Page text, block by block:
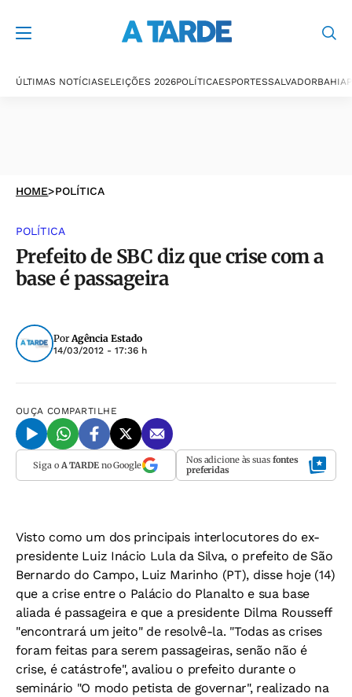
ÚLTIMAS NOTÍCIASELEIÇÕES 2026POLÍTICAESPORTESSALVADORBAHIA
HOME>POLÍTICA
POLÍTICA
Prefeito de SBC diz que crise com a
base é passageira
PorAgência Estado
14/03/2012 - 17:36 h
OUÇA COMPARTILHE
Siga o A TARDEno Google Nos adicione às suas fontes
preferidas
Visto como um dos principais interlocutores do ex-
presidente Luiz Inácio Lula da Silva, o prefeito de São
Bernardo do Campo, Luiz Marinho (PT), disse hoje (14)
que a crise entre o Palácio do Planalto e sua base
aliada é passageira e que a presidente Dilma Rousseff
"encontrará um jeito" de resolvê-la. "Todas as crises
foram feitas para serem passageiras, senão não é
crise, é catástrofe", avaliou o prefeito durante o
seminário "O modo petista de governar", realizado na